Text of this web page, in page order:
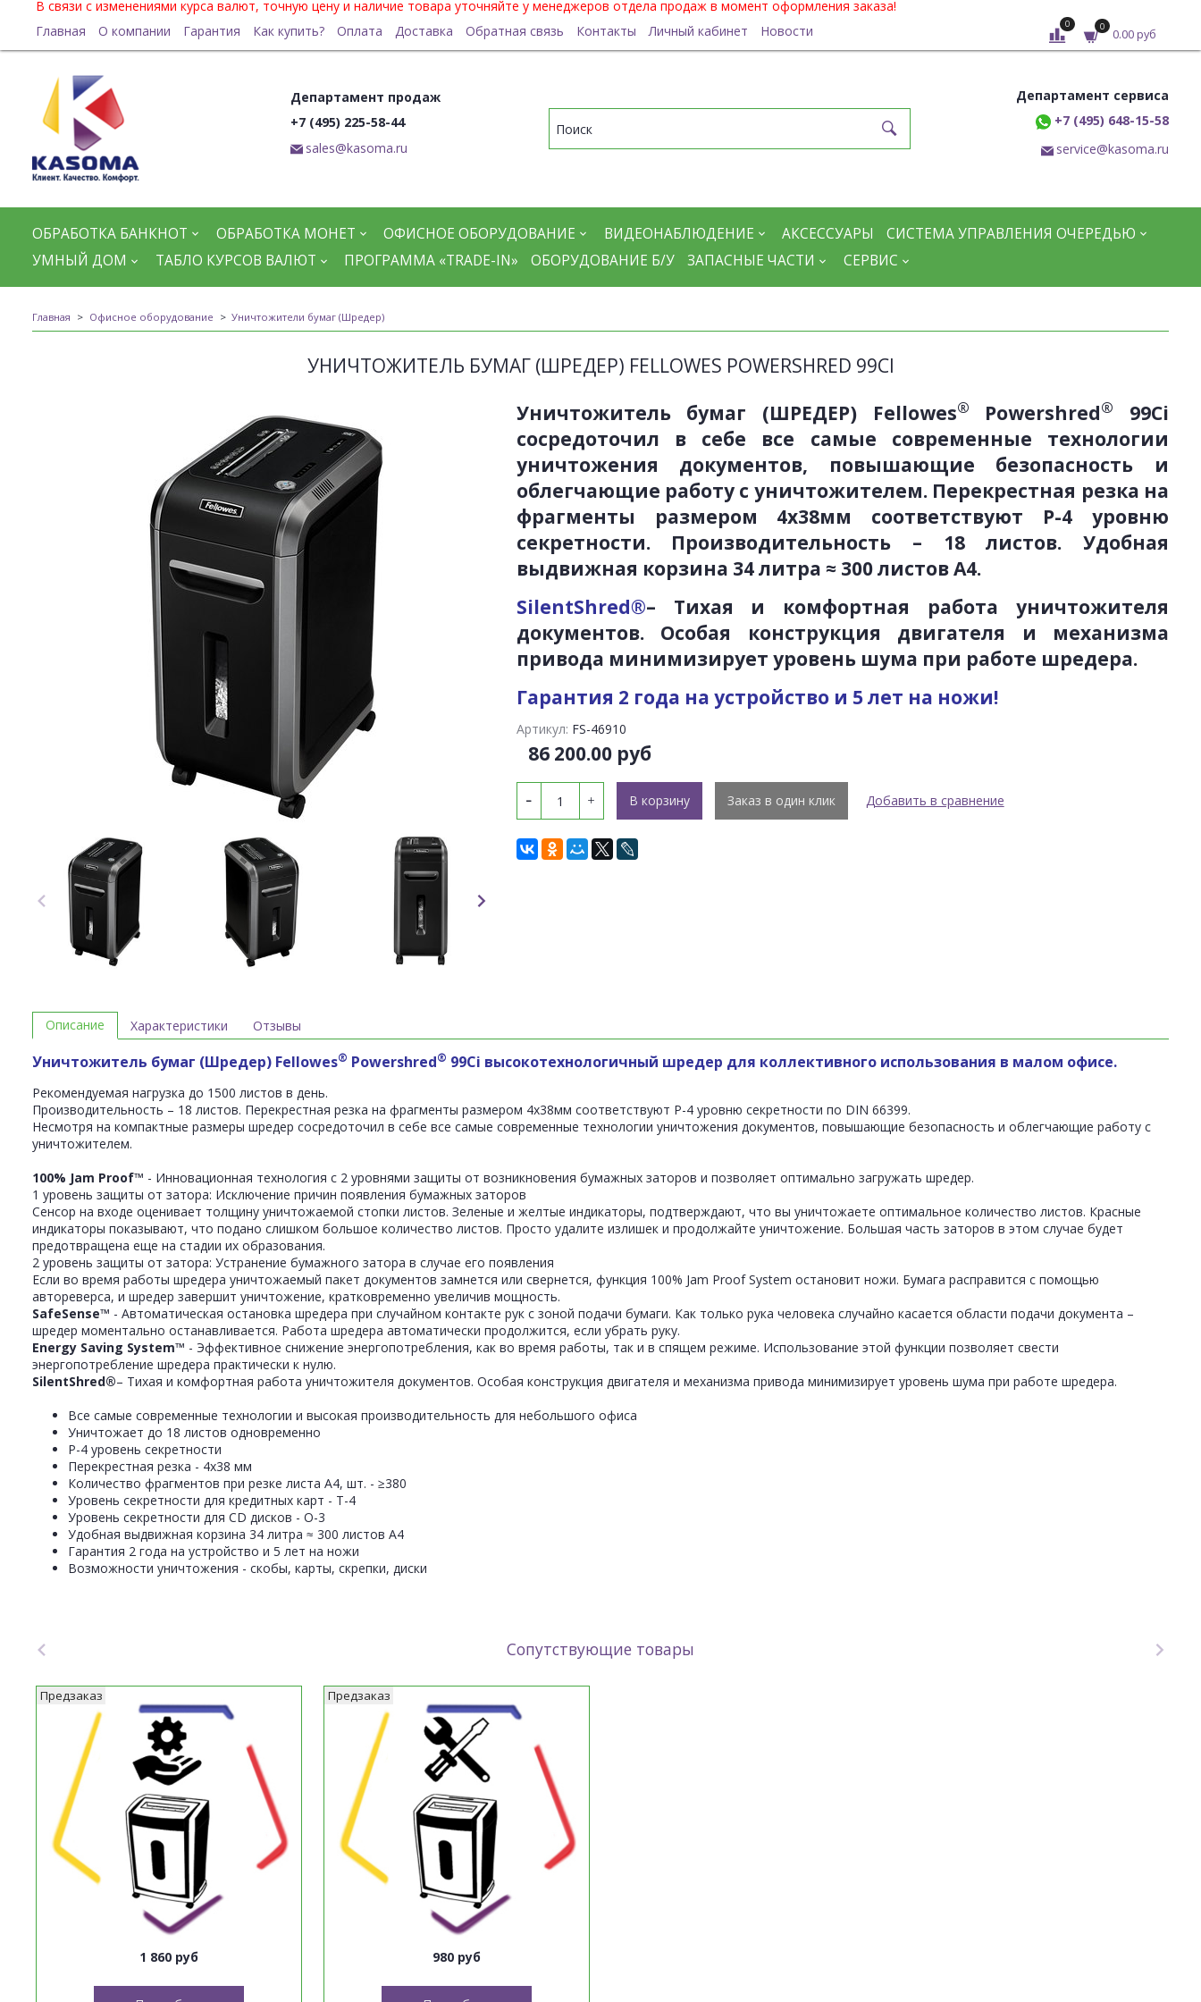
В связи с изменениями курса валют, точную цену и наличие товара уточняйте у менеджеров отдела продаж в момент оформления заказа!
Главная
О компании Гарантия Как купить? Оплата Доставка Обратная связь Контакты Личный кабинет Новости 0 0
0.00 руб
Департамент продаж
+7 (495) 225-58-44
sales@kasoma.ru
Департамент сервиса
+7 (495) 648-15-58
service@kasoma.ru
ОБРАБОТКА БАНКНОТ ОБРАБОТКА МОНЕТ ОФИСНОЕ ОБОРУДОВАНИЕ ВИДЕОНАБЛЮДЕНИЕ АКСЕССУАРЫ
СИСТЕМА УПРАВЛЕНИЯ ОЧЕРЕДЬЮ
УМНЫЙ ДОМ
ТАБЛО КУРСОВ ВАЛЮТ ПРОГРАММА «TRADE-IN» ОБОРУДОВАНИЕ Б/У ЗАПАСНЫЕ ЧАСТИ СЕРВИС
Главная Офисное оборудование Уничтожители бумаг (Шредер)
УНИЧТОЖИТЕЛЬ БУМАГ (ШРЕДЕР) FELLOWES POWERSHRED 99CI
Уничтожитель бумаг (ШРЕДЕР) Fellowes® Powershred®
99Ci
сосредоточил в себе все самые современные технологии
уничтожения документов, повышающие безопасность и
облегчающие работу с уничтожителем. Перекрестная резка на
фрагменты размером 4х38мм соответствуют P-4 уровню
секретности. Производительность – 18 листов. Удобная
выдвижная корзина 34 литра ≈ 300 листов А4.
SilentShred®– Тихая и комфортная работа уничтожителя
документов. Особая конструкция двигателя и механизма
привода минимизирует уровень шума при работе шредера.
Гарантия 2 года на устройство и 5 лет на ножи!
Артикул: FS-46910
86 200.00 руб
В корзину Заказ в один клик Добавить в сравнение
Описание
Уничтожитель бумаг (Шредер) Fellowes® Powershred® 99Ci высокотехнологичный шредер для коллективного использования в малом офисе.
Рекомендуемая нагрузка до 1500 листов в день.
Производительность – 18 листов. Перекрестная резка на фрагменты размером 4х38мм соответствуют P-4 уровню секретности по DIN 66399.
Несмотря на компактные размеры шредер сосредоточил в себе все самые современные технологии уничтожения документов, повышающие безопасность и облегчающие работу с
уничтожителем.
100% Jam Proof™ - Инновационная технология с 2 уровнями защиты от возникновения бумажных заторов и позволяет оптимально загружать шредер.
1 уровень защиты от затора: Исключение причин появления бумажных заторов
Cенсор на входе оценивает толщину уничтожаемой стопки листов. Зеленые и желтые индикаторы, подтверждают, что вы уничтожаете оптимальное количество листов. Красные
индикаторы показывают, что подано слишком большое количество листов. Просто удалите излишек и продолжайте уничтожение. Большая часть заторов в этом случае будет
предотвращена еще на стадии их образования.
2 уровень защиты от затора: Устранение бумажного затора в случае его появления
Если во время работы шредера уничтожаемый пакет документов замнется или свернется, функция 100% Jam Proof System остановит ножи. Бумага расправится с помощью
автореверса, и шредер завершит уничтожение, кратковременно увеличив мощность.
SafeSense™ - Автоматическая остановка шредера при случайном контакте рук с зоной подачи бумаги. Как только рука человека случайно касается области подачи документа –
шредер моментально останавливается. Работа шредера автоматически продолжится, если убрать руку.
Energy Saving System™ - Эффективное снижение энергопотребления, как во время работы, так и в спящем режиме. Использование этой функции позволяет свести
энергопотребление шредера практически к нулю.
SilentShred®– Тихая и комфортная работа уничтожителя документов. Особая конструкция двигателя и механизма привода минимизирует уровень шума при работе шредера.
Все самые современные технологии и высокая производительность для небольшого офиса
Уничтожает до 18 листов одновременно
P-4 уровень секретности
Перекрестная резка - 4х38 мм
Количество фрагментов при резке листа А4, шт. - ≥380
Уровень секретности для кредитных карт - Т-4
Уровень секретности для CD дисков - О-3
Удобная выдвижная корзина 34 литра ≈ 300 листов А4
Гарантия 2 года на устройство и 5 лет на ножи
Возможности уничтожения - скобы, карты, скрепки, диски
Характеристики Отзывы
Сопутствующие товары
Предзаказ
1 860 руб
Предзаказ
980 руб